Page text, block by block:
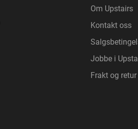
Om Upstairs
Kontakt oss
Jobbe i
Frakt og